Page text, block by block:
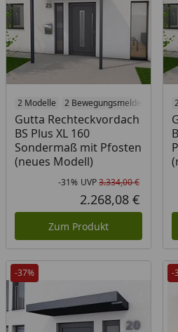
2 Modelle 2 Bewegungsmelder
Gutta Rechteckvordach
BS Plus XL 160
Sondermaß mit Pfosten
(neues Modell)
Rabatt
-31% UVP3.334,00 €
2.268,08 €
Zum Produkt
-37% -